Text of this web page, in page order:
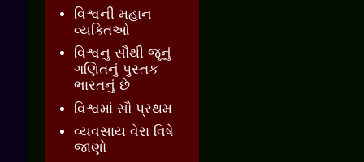
વિશ્વની મહાન
વ્યક્તિઓ
વિશ્વનુ સૌથી જૂનું
ગણિતનું પુસ્તક
ભારતનું છે
વિશ્વમાં સૌ પ્રથમ
વ્યવસાય વેરા વિષે
જાણો